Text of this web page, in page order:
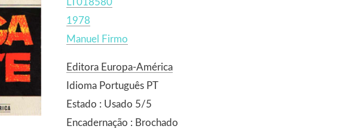
1978
Manuel Firmo
Editora Europa-América
Idioma Português PT
Estado : Usado 5/5
Encadernação : Brochado